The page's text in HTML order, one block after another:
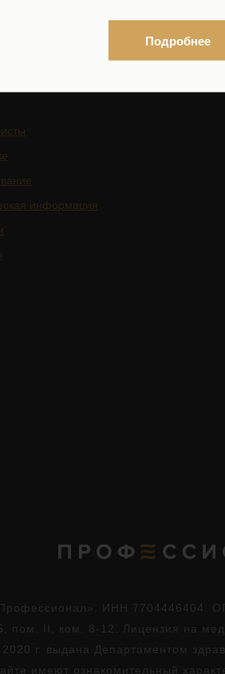
информация
ИНН 7704446404.
пом. II, ком. 8-12. Лицензия на
г. выдана Департаментом
имеют ознакомительный
Подробнее